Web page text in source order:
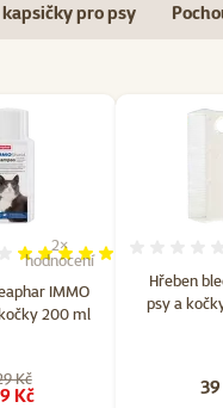
pro psy
2
IMMO
200 ml
Hodnocení 100%, počet
2×
hodnocení
Kč
Kč
Hřeben
psy a